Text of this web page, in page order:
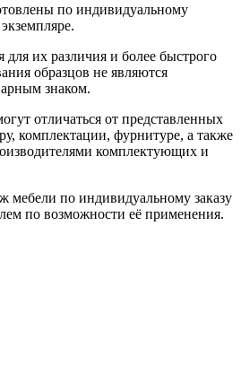
по индивидуальному
их различия и более быстрого
образцов не являются
знаком.
отличаться от представленных
комплектации, фурнитуре, а также
комплектующих и
мебели по индивидуальному заказу
по возможности её применения.